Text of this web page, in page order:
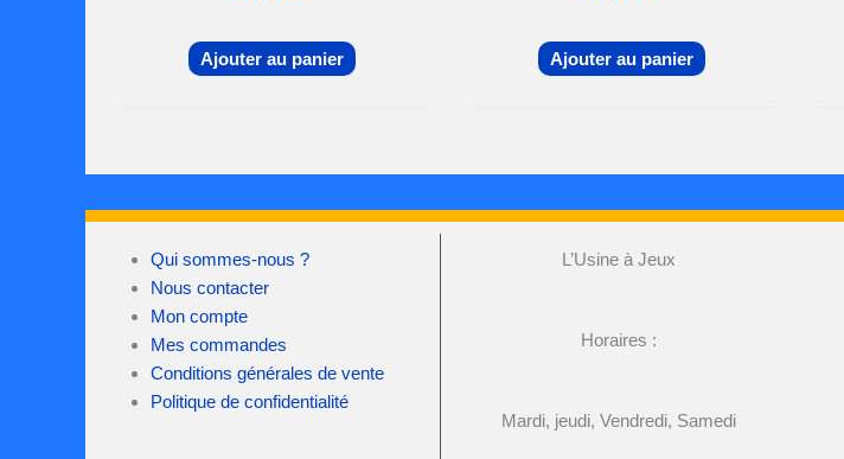
Ajouter au panier Ajouter au panier
Qui sommes-nous ?
Nous contacter
Mon compte
Mes commandes
Conditions générales de vente
Politique de confidentialité
L’Usine à Jeux
Horaires :
Mardi, jeudi, Vendredi, Samedi